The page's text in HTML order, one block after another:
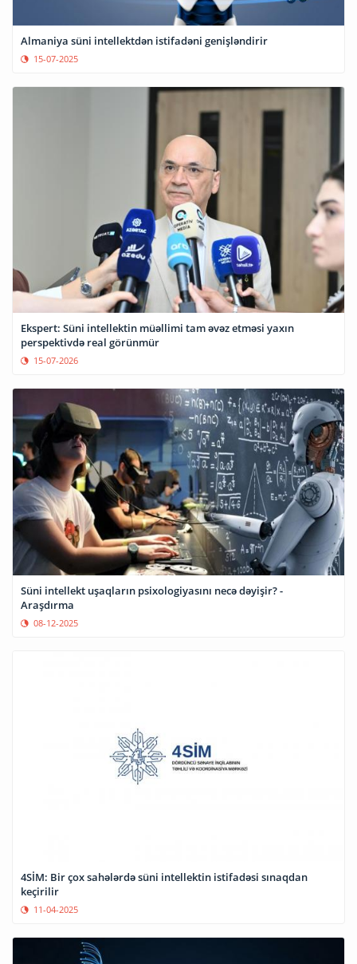
Almaniya süni intellektdən istifadəni genişləndirir
15-07-2025
Ekspert: Süni intellektin müəllimi tam əvəz etməsi yaxın
perspektivdə real görünmür
15-07-2026
Süni intellekt uşaqların psixologiyasını necə dəyişir? -
Araşdırma
08-12-2025
4SİM: Bir çox sahələrdə süni intellektin istifadəsi sınaqdan
keçirilir
11-04-2025